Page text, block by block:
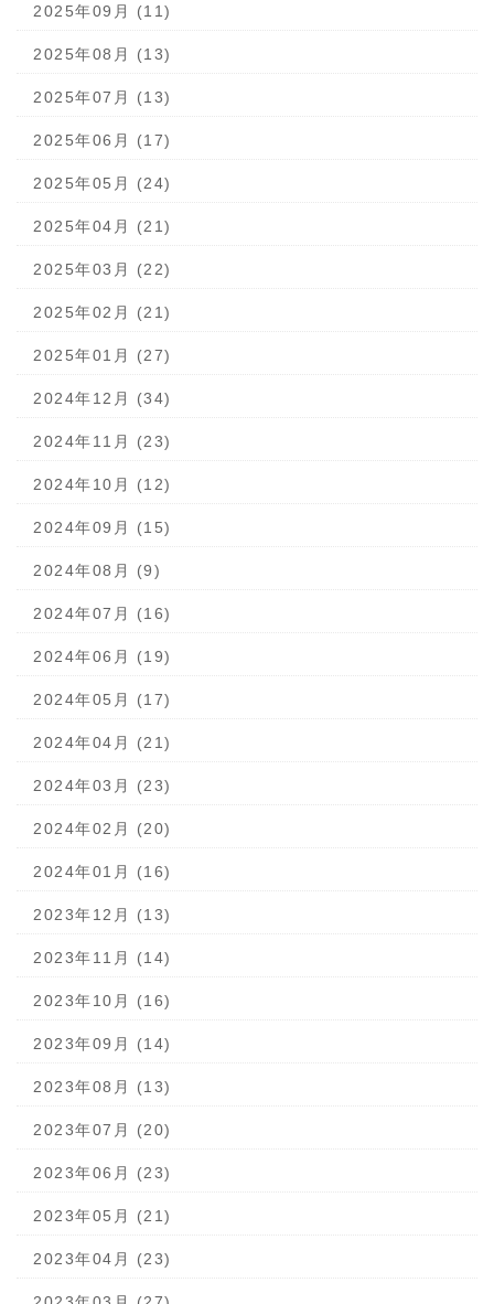
2025年09月 (11)
2025年08月 (13)
2025年07月 (13)
2025年06月 (17)
2025年05月 (24)
2025年04月 (21)
2025年03月 (22)
2025年02月 (21)
2025年01月 (27)
2024年12月 (34)
2024年11月 (23)
2024年10月 (12)
2024年09月 (15)
2024年08月 (9)
2024年07月 (16)
2024年06月 (19)
2024年05月 (17)
2024年04月 (21)
2024年03月 (23)
2024年02月 (20)
2024年01月 (16)
2023年12月 (13)
2023年11月 (14)
2023年10月 (16)
2023年09月 (14)
2023年08月 (13)
2023年07月 (20)
2023年06月 (23)
2023年05月 (21)
2023年04月 (23)